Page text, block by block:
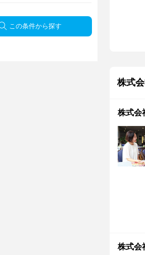
この条件から探す
株式
株式会
株式会